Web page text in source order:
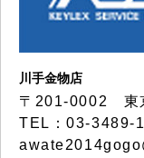
川手金物店
〒201-0002 東
TEL：03-3489-